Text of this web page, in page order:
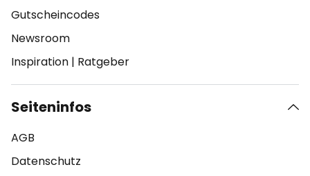
Gutscheincodes
Newsroom
Inspiration | Ratgeber
Seiteninfos
AGB
Datenschutz